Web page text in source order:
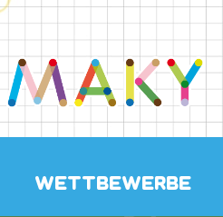
WETTBEWERBE